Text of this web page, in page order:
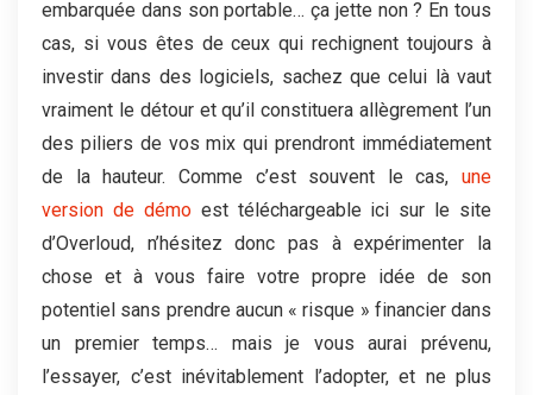
embarquée dans son portable… ça jette non ? En tous
cas, si vous êtes de ceux qui rechignent toujours à
investir dans des logiciels, sachez que celui là vaut
vraiment le détour et qu’il constituera allègrement l’un
des piliers de vos mix qui prendront immédiatement
de la hauteur. Comme c’est souvent le cas, une
version de démoest téléchargeable ici sur le site
d’Overloud, n’hésitez donc pas à expérimenter la
chose et à vous faire votre propre idée de son
potentiel sans prendre aucun « risque » financier dans
un premier temps… mais je vous aurai prévenu,
l’essayer, c’est inévitablement l’adopter, et ne plus